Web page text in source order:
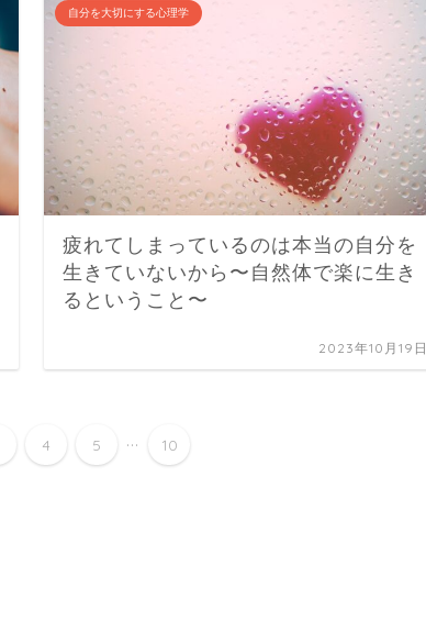
自分を大切にする心理学
疲れてしまっているのは本当の自分を
生きていないから〜自然体で楽に生き
るということ〜
2023年10月19日
4 5 ... 10